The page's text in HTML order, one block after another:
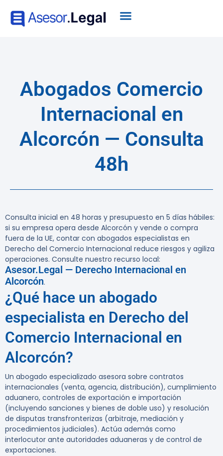
Abogados Comercio
Internacional en
Alcorcón — Consulta
48h
Consulta inicial en 48 horas y presupuesto en 5 días hábiles:
si su empresa opera desde Alcorcón y vende o compra
fuera de la UE, contar con abogados especialistas en
Derecho del Comercio Internacional reduce riesgos y agiliza
operaciones. Consulte nuestro recurso local:
Asesor.Legal — Derecho Internacional en
Alcorcón.
¿Qué hace un abogado
especialista en Derecho del
Comercio Internacional en
Alcorcón?
Un abogado especializado asesora sobre contratos
internacionales (venta, agencia, distribución), cumplimiento
aduanero, controles de exportación e importación
(incluyendo sanciones y bienes de doble uso) y resolución
de disputas transfronterizas (arbitraje, mediación y
procedimientos judiciales). Actúa además como
interlocutor ante autoridades aduaneras y de control de
exportaciones.